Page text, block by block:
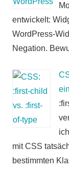
entwickelt:
WordPress-
Negation.
mit CSS
bestimmten